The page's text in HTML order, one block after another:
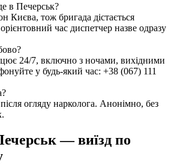
в Печерськ?
Києва, тож бригада дістається
час диспетчер назве одразу
24/7, включно з ночами, вихідними
у будь-який час: +38 (067) 111
огляду нарколога. Анонімно, без
— виїзд по